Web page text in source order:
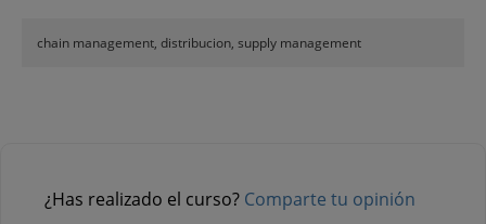
chain management, distribucion, supply management
¿Has realizado el curso? Comparte tu opinión